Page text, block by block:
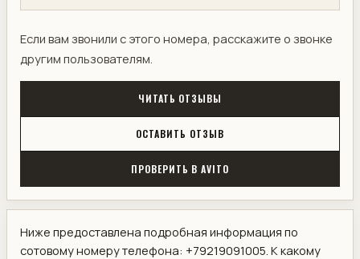
Если вам звонили с этого номера, расскажите о звонке
другим пользователям.
ЧИТАТЬ ОТЗЫВЫ
ОСТАВИТЬ ОТЗЫВ
ПРОВЕРИТЬ В AVITO
Ниже предоставлена подробная информация по
сотовому номеру телефона: +79219091005. К какому